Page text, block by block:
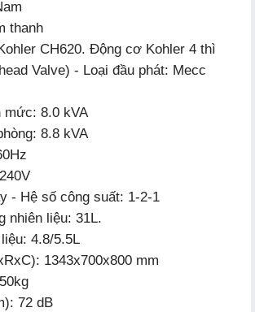
thanh
CH620. Động cơ Kohler 4 thì
Valve) - Loại đầu phát: Mecc
mức: 8.0 kVA
8.8 kVA
- Hệ số công suất: 1-2-1
nhiên liệu: 31L.
4.8/5.5L
1343x700x800 mm
72 dB